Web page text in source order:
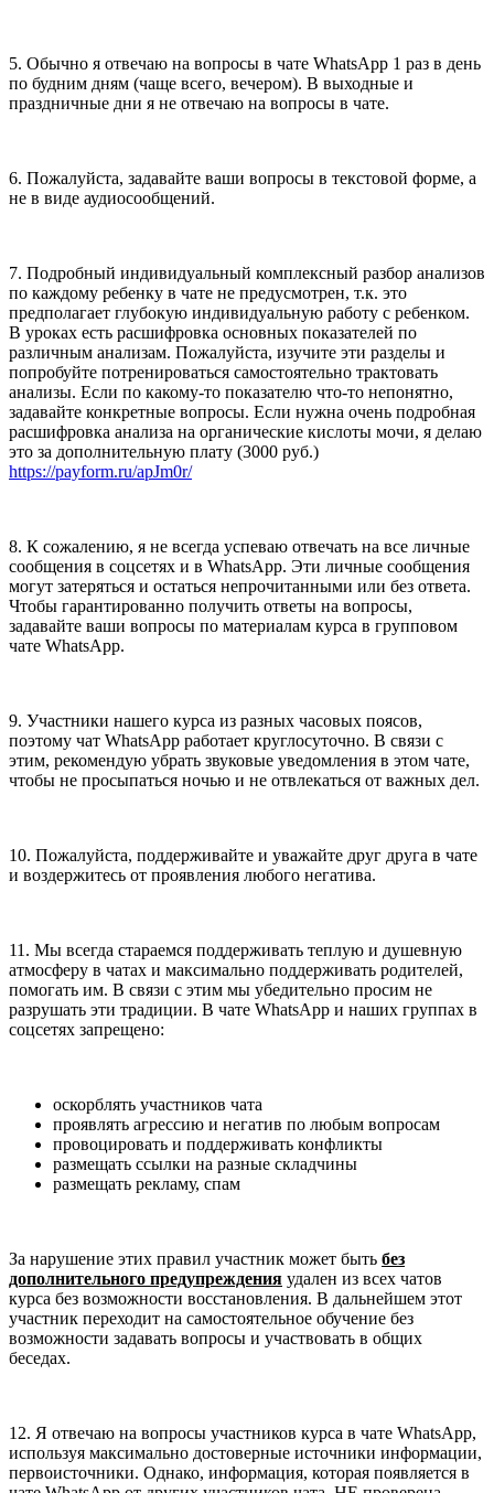
5. Обычно я отвечаю на вопросы в чате WhatsApp 1 раз в день
по будним дням (чаще всего, вечером). В выходные и
праздничные дни я не отвечаю на вопросы в чате.
6. Пожалуйста, задавайте ваши вопросы в текстовой форме, а
не в виде аудиосообщений.
7. Подробный индивидуальный комплексный разбор анализов
по каждому ребенку в чате не предусмотрен, т.к. это
предполагает глубокую индивидуальную работу с ребенком.
В уроках есть расшифровка основных показателей по
различным анализам. Пожалуйста, изучите эти разделы и
попробуйте потренироваться самостоятельно трактовать
анализы. Если по какому-то показателю что-то непонятно,
задавайте конкретные вопросы. Если нужна очень подробная
расшифровка анализа на органические кислоты мочи, я делаю
это за дополнительную плату (3000 руб.)
https://payform.ru/apJm0r/
8. К сожалению, я не всегда успеваю отвечать на все личные
сообщения в соцсетях и в WhatsApp. Эти личные сообщения
могут затеряться и остаться непрочитанными или без ответа.
Чтобы гарантированно получить ответы на вопросы,
задавайте ваши вопросы по материалам курса в групповом
чате WhatsApp.
9. Участники нашего курса из разных часовых поясов,
поэтому чат WhatsApp работает круглосуточно. В связи с
этим, рекомендую убрать звуковые уведомления в этом чате,
чтобы не просыпаться ночью и не отвлекаться от важных дел.
10. Пожалуйста, поддерживайте и уважайте друг друга в чате
и воздержитесь от проявления любого негатива.
11. Мы всегда стараемся поддерживать теплую и душевную
атмосферу в чатах и максимально поддерживать родителей,
помогать им. В связи с этим мы убедительно просим не
разрушать эти традиции. В чате WhatsApp и наших группах в
соцсетях запрещено:
оскорблять участников чата
проявлять агрессию и негатив по любым вопросам
провоцировать и поддерживать конфликты
размещать ссылки на разные складчины
размещать рекламу, спам
За нарушение этих правил участник может быть без
дополнительного предупреждения удален из всех чатов
курса без возможности восстановления. В дальнейшем этот
участник переходит на самостоятельное обучение без
возможности задавать вопросы и участвовать в общих
беседах.
12. Я отвечаю на вопросы участников курса в чате WhatsApp,
используя максимально достоверные источники информации,
первоисточники. Однако, информация, которая появляется в